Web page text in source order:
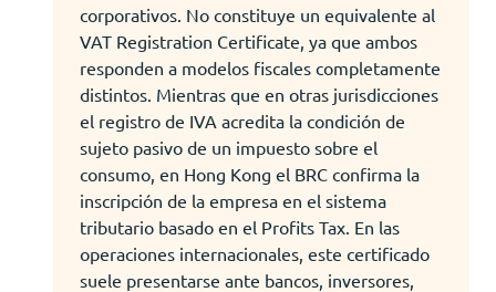
corporativos. No constituye un equivalente al
VAT Registration Certificate, ya que ambos
responden a modelos fiscales completamente
distintos. Mientras que en otras jurisdicciones
el registro de IVA acredita la condición de
sujeto pasivo de un impuesto sobre el
consumo, en Hong Kong el BRC confirma la
inscripción de la empresa en el sistema
tributario basado en el Profits Tax. En las
operaciones internacionales, este certificado
suele presentarse ante bancos, inversores,